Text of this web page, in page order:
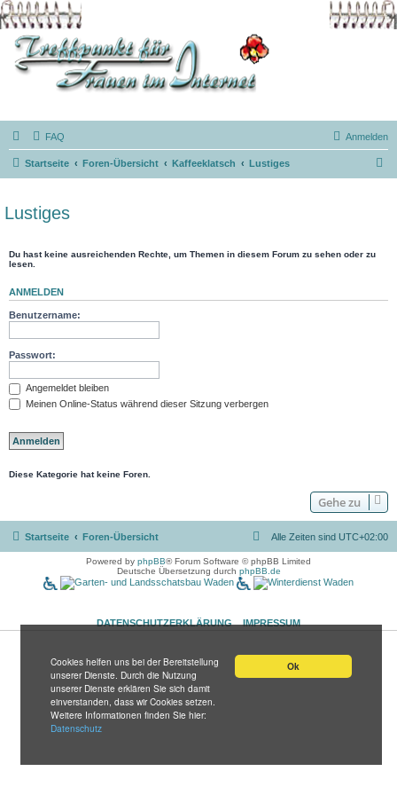
Ok
Cookies helfen uns bei der Bereitstellung
unserer Dienste. Durch die Nutzung
unserer Dienste erklären Sie sich damit
einverstanden, dass wir Cookies setzen.
Weitere Informationen finden Sie hier:
Datenschutz
FAQ Anmelden
Startseite Foren-Übersicht Kaffeeklatsch Lustiges
Lustiges
Du hast keine ausreichenden Rechte, um Themen in diesem Forum zu sehen oder zu
lesen.
ANMELDEN
Benutzername:
Passwort:
Angemeldet bleiben
Meinen Online-Status während dieser Sitzung verbergen
Diese Kategorie hat keine Foren.
Gehe zu
Startseite Foren-Übersicht Alle Zeiten sind UTC+02:00
Powered by phpBB® Forum Software © phpBB Limited
Deutsche Übersetzung durch phpBB.de
DATENSCHUTZERKLÄRUNG IMPRESSUM